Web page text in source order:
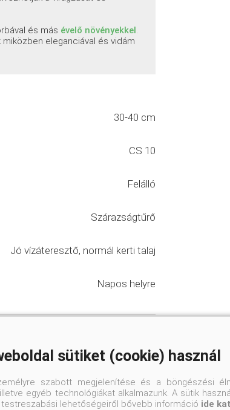
és más évelő növényekkel
eleganciával és vidám
30-40 cm
CS 10
Felálló
Szárazságtűrő
Jó vízáteresztő, normál kerti talaj
Napos helyre
növények
sütiket (cookie) használ
szabott megjelenítése és a böngészési
egyéb technológiákat alkalmazunk. A sütik
testreszabási lehetőségeiről bővebb információ ide